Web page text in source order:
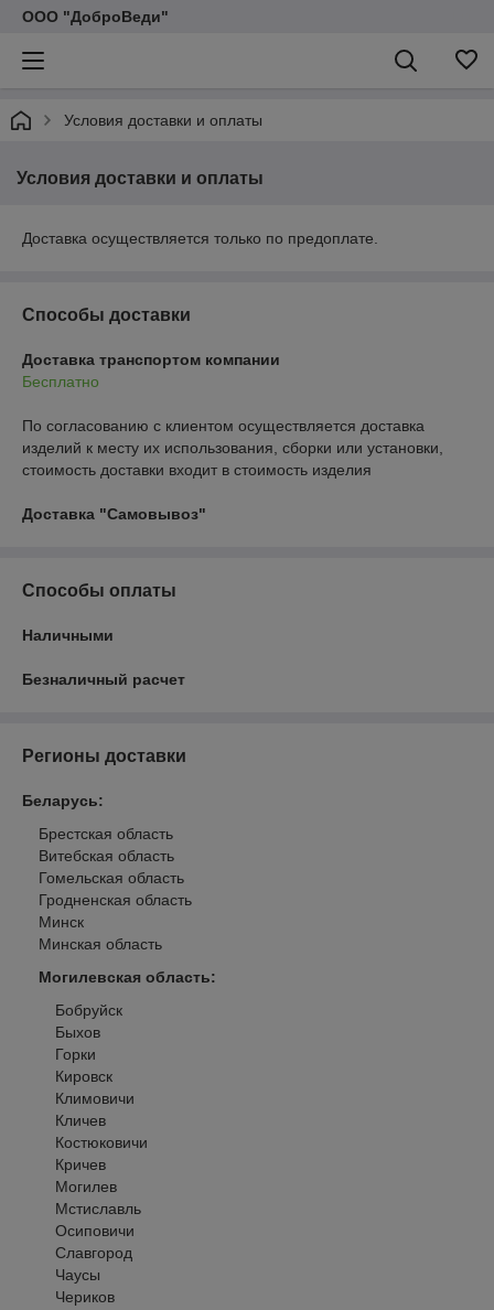
ООО "ДоброВеди"
Условия доставки и оплаты
Условия доставки и оплаты
Доставка осуществляется только по предоплате.
Способы доставки
Доставка транспортом компании
Бесплатно
По согласованию с клиентом осуществляется доставка
изделий к месту их использования, сборки или установки,
стоимость доставки входит в стоимость изделия
Доставка "Самовывоз"
Способы оплаты
Наличными
Безналичный расчет
Регионы доставки
Беларусь:
Брестская область
Витебская область
Гомельская область
Гродненская область
Минск
Минская область
Могилевская область:
Бобруйск
Быхов
Горки
Кировск
Климовичи
Кличев
Костюковичи
Кричев
Могилев
Мстиславль
Осиповичи
Славгород
Чаусы
Чериков